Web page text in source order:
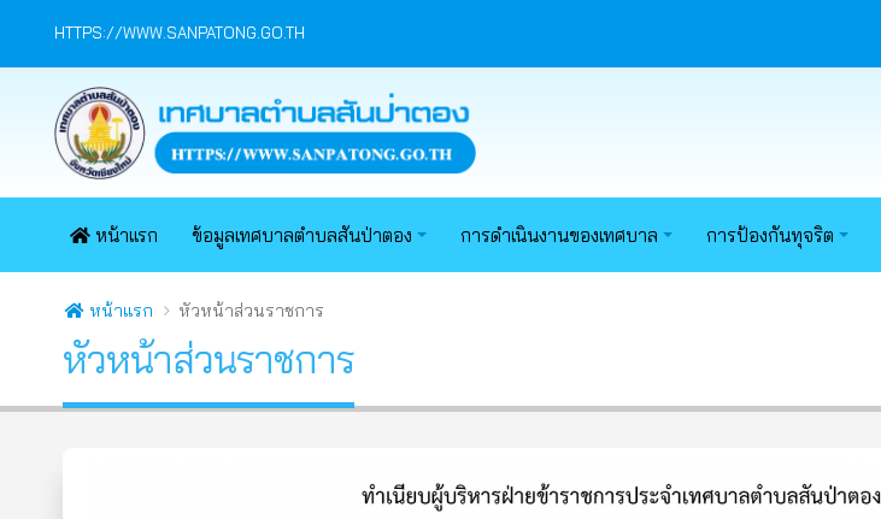
HTTPS://WWW.SANPATONG.GO.TH
หน้าแรก ข้อมูลเทศบาลตำบลสันป่าตอง การดำเนินงานของเทศบาล การป้องกันทุจริต
หน้าแรก หัวหน้าส่วนราชการ
หัวหน้าส่วนราชการ